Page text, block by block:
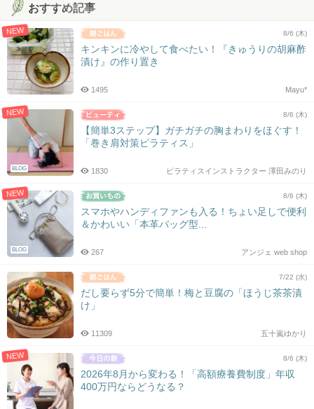
おすすめ記事
NEW 8/6 (木)
キンキンに冷やして食べたい！『きゅうりの胡麻酢
漬け』の作り置き
Mayu*
1495
NEW
BLOG
8/6 (木)
【簡単3ステップ】ガチガチの胸まわりをほぐす！
「巻き肩対策ピラティス」
ピラティスインストラクター 澤田みのり
1830
NEW
BLOG
8/6 (木)
スマホやハンディファンも入る！ちょい足しで便利
＆かわいい「本革バッグ型...
アンジェ web shop
267
7/22 (水)
だし要らず5分で簡単！梅と豆腐の「ほうじ茶茶漬
け」
五十嵐ゆかり
11309
NEW 8/6 (木)
2026年8月から変わる！「高額療養費制度」年収
400万円ならどうなる？